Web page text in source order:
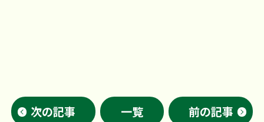
次の記事 一覧 前の記事